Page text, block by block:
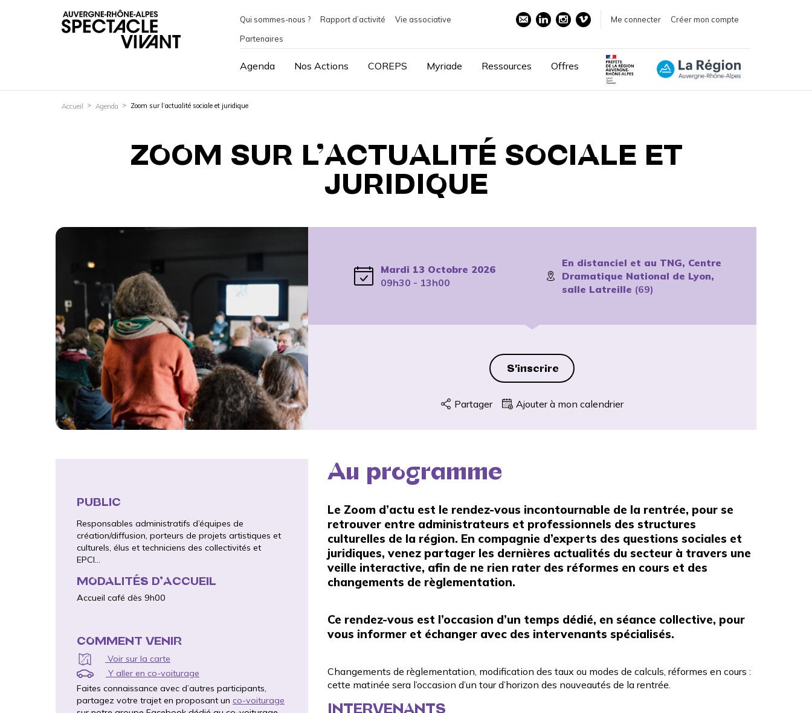
Qui sommes-nous ? Rapport d’activité
Vie associative
Partenaires
Me connecter Créer mon compte
Agenda Nos Actions COREPS Myriade Ressources Offres
Accueil Agenda Zoom sur l’actualité sociale et juridique
ZOOM SUR L’ACTUALITÉ SOCIALE ET
JURIDIQUE
Mardi 13 Octobre 2026
09h30 - 13h00
En distanciel et au TNG, Centre
Dramatique National de Lyon,
salle Latreille (69)
S'inscrire
Partager Ajouter à mon calendrier
PUBLIC
Responsables administratifs d’équipes de
création/diffusion, porteurs de projets artistiques et
culturels, élus et techniciens des collectivités et
EPCI…
MODALITÉS D’ACCUEIL
Accueil café dès 9h00
COMMENT VENIR
Voir sur la carte
Y aller en co-voiturage
Faites connaissance avec d’autres participants,
partagez votre trajet en proposant un co-voiturage
Au programme
Le Zoom d’actu est le rendez-vous incontournable de la rentrée, pour se
retrouver entre administrateurs et professionnels des structures
culturelles de la région. En compagnie d’experts des questions sociales et
juridiques, venez partager les dernières actualités du secteur à travers une
veille interactive, afin de ne rien rater des réformes en cours et des
changements de règlementation.
Ce rendez-vous est l’occasion d’un temps dédié, en séance collective, pour
vous informer et échanger avec des intervenants spécialisés.
Changements de règlementation, modification des taux ou modes de calculs, réformes en cours :
cette matinée sera l’occasion d’un tour d’horizon des nouveautés de la rentrée.
INTERVENANTS